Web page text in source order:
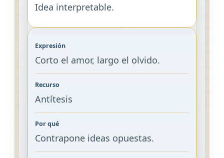
Idea interpretable.
Corto el amor, largo el olvido.
Antítesis
Contrapone ideas opuestas.